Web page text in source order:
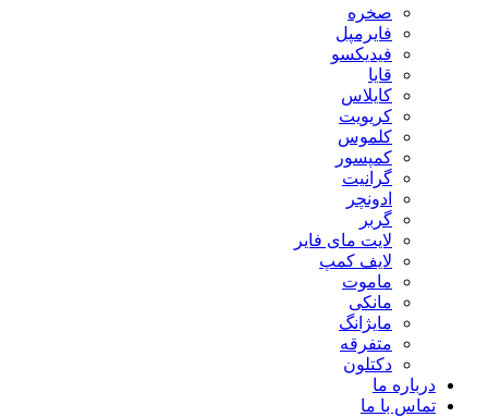
صخره
فایرمپل
فیدیکسو
قایا
کایلاس
کریویت
کلموس
کمپسور
گرانیت
ادونچر
گربر
لایت مای فایر
لایف کمپ
ماموت
مانکی
مایژانگ
متفرقه
دکتلون
درباره ما
تماس با ما